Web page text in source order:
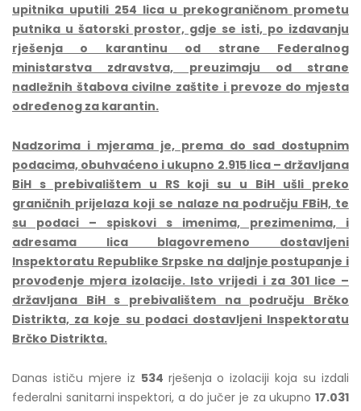
upitnika uputili 254 lica u prekograničnom prometu
putnika u šatorski prostor, gdje se isti, po izdavanju
rješenja o karantinu od strane Federalnog
ministarstva zdravstva, preuzimaju od strane
nadležnih štabova civilne zaštite i prevoze do mjesta
određenog za karantin.
Nadzorima i mjerama je, prema do sad dostupnim
podacima, obuhvaćeno i ukupno 2.915lica – državljana
BiH s prebivalištem u RS koji su u BiH ušli preko
graničnih prijelaza koji se nalaze na području FBiH, te
su podaci – spiskovi s imenima, prezimenima, i
adresama lica blagovremeno dostavljeni
Inspektoratu Republike Srpske na daljnje postupanje i
provođenje mjera izolacije. Isto vrijedi i za 301 lice –
državljana BiH s prebivalištem na području Brčko
Distrikta, za koje su podaci dostavljeni Inspektoratu
Brčko Distrikta.
Danas ističu mjere iz 534 rješenja o izolaciji koja su izdali
federalni sanitarni inspektori, a do jučer je za ukupno 17.031